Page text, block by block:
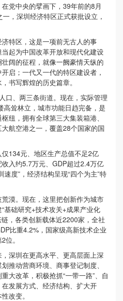
党中央的擘画下，39年前的8月
，深圳经济特区正式获批设立，
特区，这是一项前无古人的事
起为中国改革开放和现代化建设
阔的征程，就像一阙豪情天纵的
启；一代又一代的特区建设者，
书写辉煌的历史篇章。
口、两三条街道。现在，实际管理
高耸林立，城市功能日趋完备，是
纽，拥有全球第三大集装箱港、
航空港之一，覆盖28个国家的国
134元、地区生产总值不足2亿
入约5.7万元、GDP超过2.4万亿
速度”，经济结构呈现“四个为主”特
漠。现在，这里把创新作为城市
基础研究+技术攻关+成果产业化
，各类创新载体近2200家，全社
比重4.2%，国家级高新技术企业
。
深圳在更高水平、更高层面上深
推动营商环境、商事登记制度、
大改革，积极抢抓“一带一路”、自
发展方式、经济结构、扩大开
改变。